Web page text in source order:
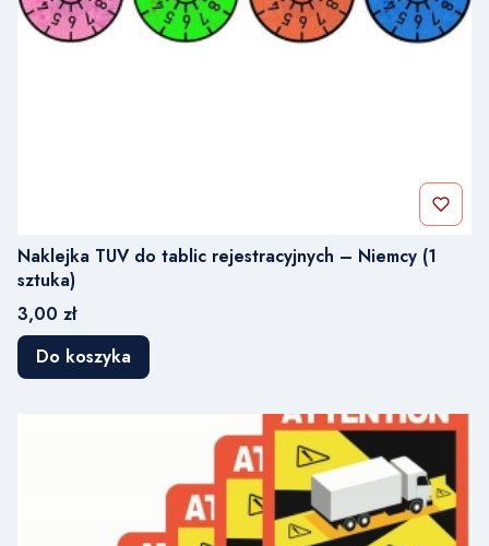
Naklejka TUV do tablic rejestracyjnych – Niemcy (1
sztuka)
Cena
3,00 zł
Do koszyka